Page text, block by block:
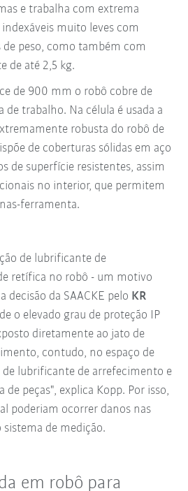
e trabalha com extrema
muito leves com
de peso, como também com
de até 2,5 kg.
de 900 mm o robô cobre de
de trabalho. Na célula é usada a
robusta do robô de
de coberturas sólidas em aço
de superfície resistentes, assim
no interior, que permitem
ferramenta.
de lubrificante de
retífica no robô - um motivo
da SAACKE pelo KR
o elevado grau de proteção IP
diretamente ao jato de
contudo, no espaço de
lubrificante de arrefecimento e
de peças", explica Kopp. Por isso,
poderiam ocorrer danos nas
sistema de medição.
em robô para